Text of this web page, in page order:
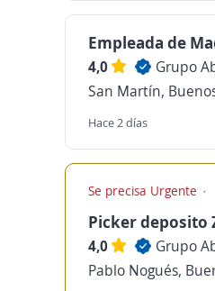
Empleada de
4,0
Grupo
San Martín,
Hace 2 días
Se precisa Urgente
Picker deposito
4,0
Grupo
Pablo Nogués,